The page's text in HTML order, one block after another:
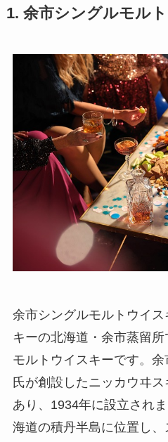
1. 余市シングルモル
余市シングルモルトウイ
キーの北海道・余市蒸留
モルトウイスキーです。
氏が創設したニッカウヰ
あり、1934年に設立され
海道の積丹半島に位置し